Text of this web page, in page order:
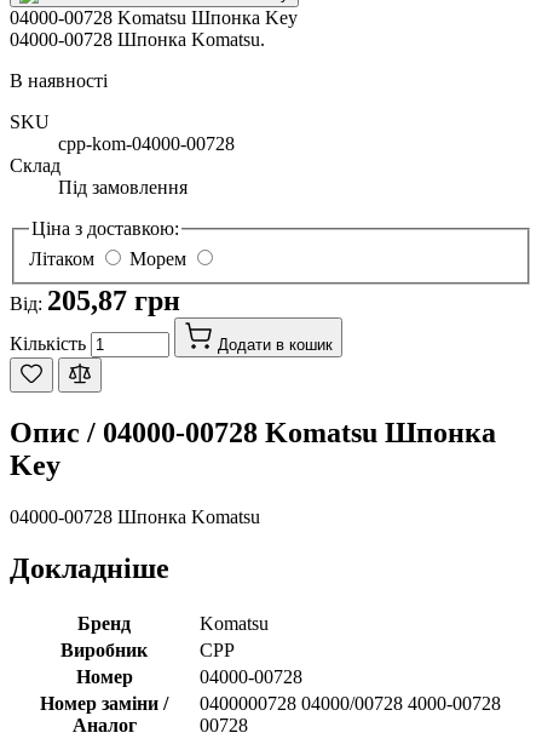
04000-00728 Komatsu Шпонка Key
04000-00728 Шпонка Komatsu.
В наявності
SKU
cpp-kom-04000-00728
Склад
Під замовлення
Ціна з доставкою:
Літаком
Морем
Від: 205,87 грн
Кількість Додати в кошик
Опис / 04000-00728 Komatsu Шпонка
Key
04000-00728 Шпонка Komatsu
Докладніше
Бренд
Komatsu
Виробник
CPP
Номер
04000-00728
Номер заміни /
Аналог
0400000728 04000/00728 4000-00728
00728